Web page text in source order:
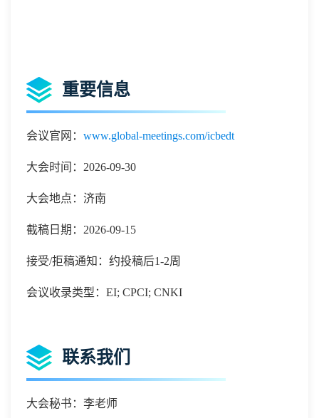
重要信息
会议官网： www.global-meetings.com/icbedt
大会时间：2026-09-30
大会地点：济南
截稿日期：2026-09-15
接受/拒稿通知：约投稿后1-2周
会议收录类型：EI; CPCI; CNKI
联系我们
大会秘书：李老师